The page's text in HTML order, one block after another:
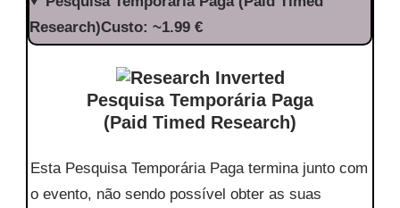
Research)Custo: ~1.99 €
Pesquisa Temporária Paga
(Paid Timed Research)
Esta Pesquisa Temporária Paga termina junto com
o evento, não sendo possível obter as suas